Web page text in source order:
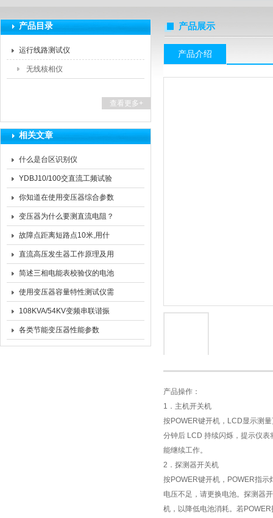
产品目录
运行线路测试仪
无线核相仪
查看更多+
相关文章
什么是台区识别仪
YDBJ10/100交直流工频试验
变压器检定证书
你知道在使用变压器综合参数
测试仪时的注意事项么
变压器为什么要测直流电阻？
故障点距离短路点10米,用什
么方法测距
直流高压发生器工作原理及用
途
简述三相电能表校验仪的电池
该如何维护和充电
使用变压器容量特性测试仪需
要严格按照相关操作流程进行
108KVA/54KV变频串联谐振
耐压装置（35KV电缆0.5km）
各类节能变压器性能参数
产品展示
产品介绍
产品操作：
1．主机开关机
按POWER键开机，LCD显示测
分钟后 LCD 持续闪烁，提示仪
能继续工作。
2．探测器开关机
按POWER键开机，POWER指
电压不足，请更换电池。探测器
机，以降低电池消耗。若